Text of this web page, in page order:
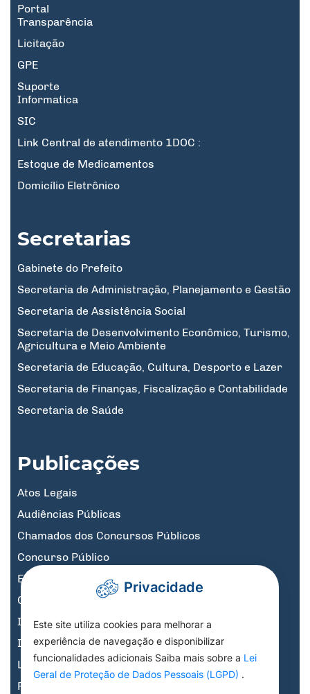
Portal
Transparência
Licitação
GPE
Suporte
Informatica
SIC
Link Central de atendimento 1DOC :
Estoque de Medicamentos
Domicílio Eletrônico
Secretarias
Gabinete do Prefeito
Secretaria de Administração, Planejamento e Gestão
Secretaria de Assistência Social
Secretaria de Desenvolvimento Econômico, Turismo,
Agricultura e Meio Ambiente
Secretaria de Educação, Cultura, Desporto e Lazer
Secretaria de Finanças, Fiscalização e Contabilidade
Secretaria de Saúde
Publicações
Atos Legais
Audiências Públicas
Chamados dos Concursos Públicos
Concurso Público
Educação
Governo Digital
Informativos
Informativos Licitações
Legislação, Decretos e Portarias
Previdência
Privacidade
Este site utiliza cookies para melhorar a
experiência de navegação e disponibilizar
funcionalidades adicionais Saiba mais sobre a Lei
Geral de Proteção de Dados Pessoais (LGPD) .